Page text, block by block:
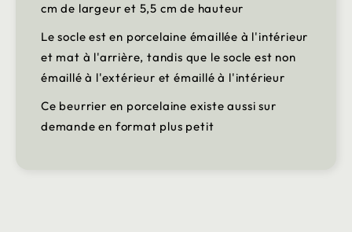
cm de largeur et 5,5 cm de hauteur
Le socle est en porcelaine émaillée à l'intérieur
et mat à l'arrière, tandis que le socle est non
émaillé à l'extérieur et émaillé à l'intérieur
Ce beurrier en porcelaine existe aussi sur
demande en format plus petit